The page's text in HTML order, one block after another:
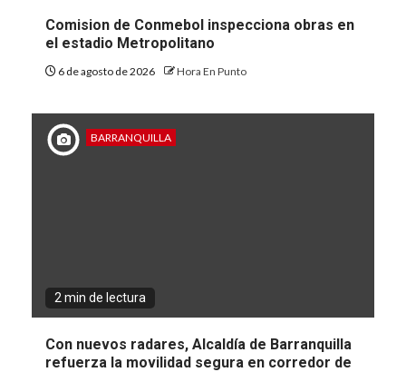
Comision de Conmebol inspecciona obras en
el estadio Metropolitano
6 de agosto de 2026 Hora En Punto
BARRANQUILLA
2 min de lectura
Con nuevos radares, Alcaldía de Barranquilla
refuerza la movilidad segura en corredor de